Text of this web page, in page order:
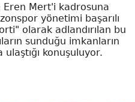
Mert'i kadrosuna
yönetimi başarılı
olarak adlandırılan bu
sunduğu imkanların
konuşuluyor.